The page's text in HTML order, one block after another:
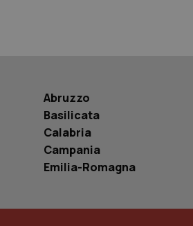
Abruzzo
Basilicata
Calabria
Campania
Emilia-Romagna